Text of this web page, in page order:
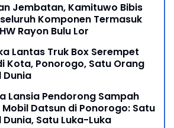
Jembatan, Kamituwo Bibis
Komponen Termasuk
Rayon Bulu Lor
Lantas Truk Box Serempet
Kota, Ponorogo, Satu Orang
Dunia
Lansia Pendorong Sampah
Datsun di Ponorogo: Satu
Satu Luka-Luka